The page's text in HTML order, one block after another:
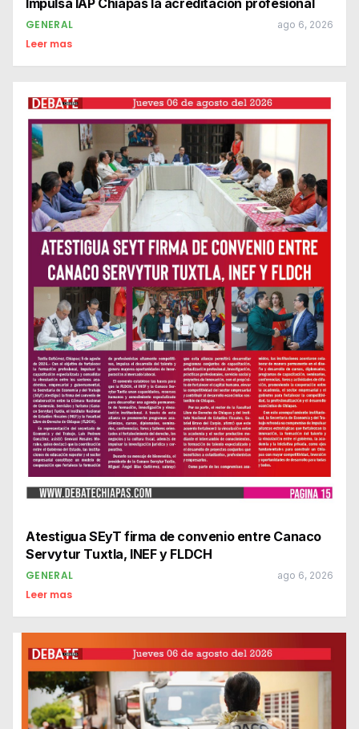
Impulsa IAP Chiapas la acreditación profesional
GENERAL ago 6, 2026
Leer mas
Atestigua SEyT firma de convenio entre Canaco
Servytur Tuxtla, INEF y FLDCH
GENERAL ago 6, 2026
Leer mas